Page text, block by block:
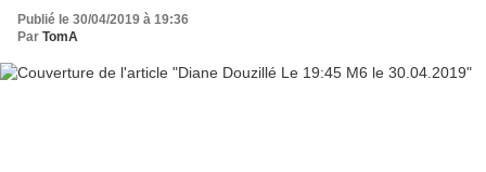
Publié le 30/04/2019 à 19:36
Par TomA